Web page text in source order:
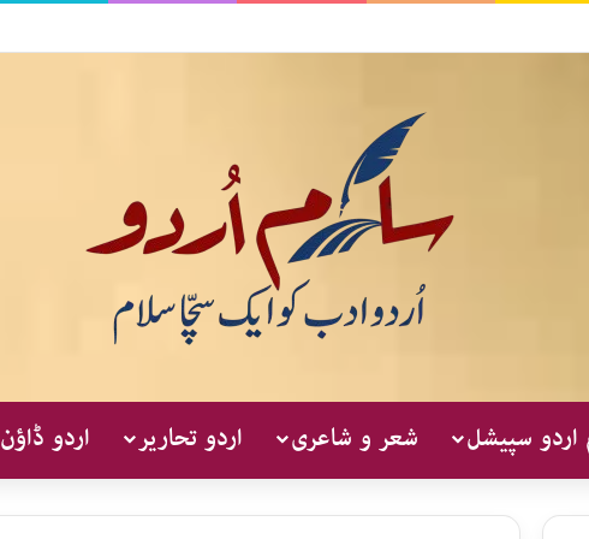
اردو سپیشل شعر و شاعری اردو تحاریر اردو